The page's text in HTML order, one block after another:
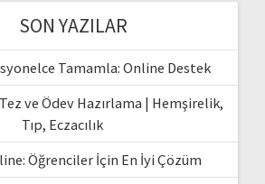
SON YAZILAR
Tamamla: Online Destek
ve Ödev Hazırlama | Hemşirelik,
Tıp, Eczacılık
Öğrenciler İçin En İyi Çözüm